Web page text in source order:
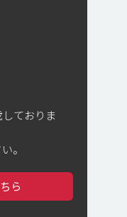
ておりま
。
ら